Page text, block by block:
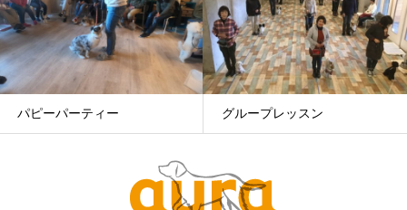
グループレッスン ドッグダンス